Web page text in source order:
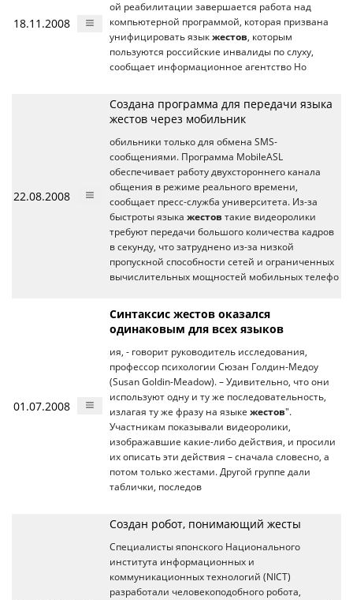
18.11.2008
ой реабилитации завершается работа над
компьютерной программой, которая призвана
унифицировать язык жестов, которым
пользуются российские инвалиды по слуху,
сообщает информационное агентство Но
22.08.2008
Создана программа для передачи языка
жестов через мобильник
обильники только для обмена SMS-
сообщениями. Программа MobileASL
обеспечивает работу двухстороннего канала
общения в режиме реального времени,
сообщает пресс-служба университета. Из-за
быстроты языка жестов такие видеоролики
требуют передачи большого количества кадров
в секунду, что затруднено из-за низкой
пропускной способности сетей и ограниченных
вычислительных мощностей мобильных телефо
01.07.2008
Синтаксис жестов оказался
одинаковым для всех языков
ия, - говорит руководитель исследования,
профессор психологии Сюзан Голдин-Медоу
(Susan Goldin-Meadow). – Удивительно, что они
используют одну и ту же последовательность,
излагая ту же фразу на языке жестов".
Участникам показывали видеоролики,
изображавшие какие-либо действия, и просили
их описать эти действия – сначала словесно, а
потом только жестами. Другой группе дали
таблички, последов
Создан робот, понимающий жесты
Специалисты японского Национального
института информационных и
коммуникационных технологий (NICT)
разработали человекоподобного робота,